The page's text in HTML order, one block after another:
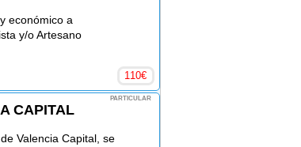
económico a
y/o Artesano
110€
PARTICULAR
CAPITAL
Valencia Capital, se